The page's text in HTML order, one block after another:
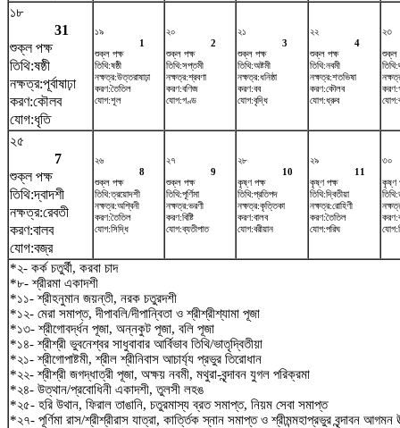
১৮
31
শুক্ল পক্ষ
তিথি:ষষ্ঠী
নক্ষত্র:পূর্বাষাঢ়া
করণ:কৌলব
যোগ:ধৃতি
১৯
1
শুক্ল পক্ষ
তিথি:ষষ্ঠী
নক্ষত্র:উত্তরাষাঢ়া
করণ:তৈতিল
যোগ:শূল
২০
2
শুক্ল পক্ষ
তিথি:সপ্তমী
নক্ষত্র:শ্রবণা
করণ:বণিজ
যোগ:গণ্ড
২১
3
শুক্ল পক্ষ
তিথি:অষ্টমী
নক্ষত্র:ধনিষ্ঠা
করণ:বব
যোগ:বৃদ্ধি
২২
4
শুক্ল পক্ষ
তিথি:নবমী
নক্ষত্র:শতভিষ‌া
করণ:কৌলব
যোগ:ধ্রুব
২৩
শুক্ল
২৫
7
শুক্ল পক্ষ
তিথি:দ্বাদশী
নক্ষত্র:রেবতী
করণ:বালব
যোগ:বজ্র
২৬
8
শুক্ল পক্ষ
তিথি:ত্রয়োদশী
নক্ষত্র:অশ্বিনী
করণ:তৈতিল
যোগ:সিদ্ধি
২৭
9
শুক্ল পক্ষ
তিথি:পূর্ণিমা
নক্ষত্র:ভরণী
করণ:বিষ্টি
যোগ:ব্যতীপাত
২৮
10
কৃষ্ণ পক্ষ
তিথি:প্রতিপদ
নক্ষত্র:কৃত্তিকা
করণ:বালব
যোগ:বরীয়ান
২৯
11
কৃষ্ণ পক্ষ
তিথি:দ্বিতীয়া
নক্ষত্র:রোহিণী
করণ:তৈতিল
যোগ:পরিঘ
৩০
কৃষ্ণ
*২- কর্ক চতুর্থী, করবা চাদ
*৮- শ্রীরমা একাদশী
*১১- শ্রীহনুমান জয়ন্তী, নরক চতুরদশী
*১২- মেরা সমাপ্ত, দীপাবলি/দীপান্বিতা ও শ্রীশ্রীশ্যামা পূজা
*১৩- শ্রীগোবর্দ্ধন পূজা, অন্নকুট পূজা, বলি পূজা
*১৪- শ্রীশ্রী ভুবনেশ্বর সাধুবাবার আর্বিভাব তিথি/ভাতৃদ্বিতীয়া
*২১- শ্রীগোপাষ্টমী, শ্রীল শ্রীনিবাস আচার্য্য প্রভুর তিরোধান
*২২- শ্রীশ্রী জগদ্ধাত্রী পূজা, অক্ষয় নবমী, মথুরা-বৃন্দাবন যুগল পরিক্রমা
*২৪- উত্থান/প্রবোধিনী একাদশী, তুলসী লহঙ
*২৫- হরি উথান, ফিরাল তাঙানি, চতুরমাস্য ব্রত সমাপ্ত, নিয়ম সেবা সমাপ্ত
*২৭- পূর্ণিমা রাস/শ্রীশ্রীরাস যাত্রা, কার্ত্তিক স্নান সমাপ্ত ও শ্রীমন্মহাপ্রভুর বৃন্দাবন আগমন